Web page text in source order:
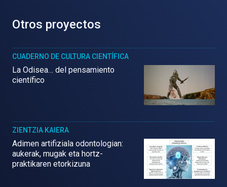
Otros proyectos
CUADERNO DE CULTURA CIENTÍFICA
La Odisea… del pensamiento
científico
ZIENTZIA KAIERA
Adimen artifiziala odontologian:
aukerak, mugak eta hortz-
praktikaren etorkizuna